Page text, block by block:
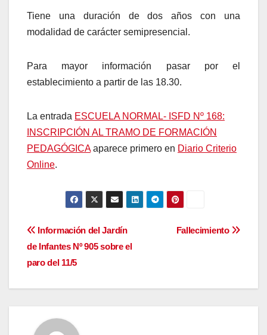
Tiene una duración de dos años con una
modalidad de carácter semipresencial.
Para mayor información pasar por el
establecimiento a partir de las 18.30.
La entrada ESCUELA NORMAL- ISFD Nº 168:
INSCRIPCIÓN AL TRAMO DE FORMACIÓN
PEDAGÓGICAaparece primero en Diario Criterio
Online.
Navegación
de
entradas
Fallecimiento
Información del Jardín
de Infantes Nº 905 sobre el
paro del 11/5